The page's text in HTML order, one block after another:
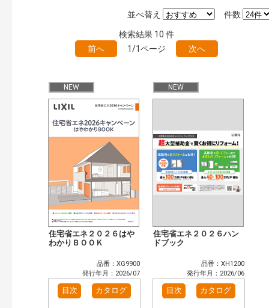
絞り込みの解除
旧版（WEBカタログ）
キーワード検索（あいまい）
おすすめハッシュタグ
まずはここから（7）
施工イメージ・アイデア集（6）
リフォームおすすめ（10）
省エネ住宅関連（1）
補助金・優遇制度を知る（2）
カタログ一覧＆使い方（1）
カテゴリー
窓・シャッター（14）
玄関ドア・引戸（6）
インテリア建材（10）
エクステリア（3）
トイレ（3）
小型電気温水器（1）
水栓金具（3）
件数
並べ替え
検索結果 10 件
前へ
1/1ページ 次へ
NEW
住宅省エネ２０２６はや
わかりＢＯＯＫ
品番：XG9900
発行年月：2026/07
目次 カタログ
NEW
住宅省エネ２０２６ハン
ドブック
品番：XH1200
発行年月：2026/06
目次 カタログ